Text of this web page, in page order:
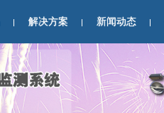
解决方案 新闻动态